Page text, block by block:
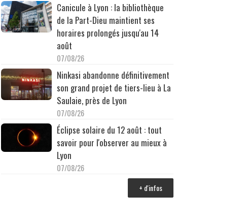
Canicule à Lyon : la bibliothèque
de la Part-Dieu maintient ses
horaires prolongés jusqu'au 14
août
07/08/26
Ninkasi abandonne définitivement
son grand projet de tiers-lieu à La
Saulaie, près de Lyon
07/08/26
Éclipse solaire du 12 août : tout
savoir pour l'observer au mieux à
Lyon
07/08/26
+ d'infos